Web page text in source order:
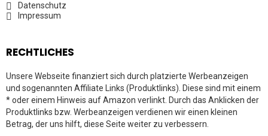
Datenschutz
Impressum
RECHTLICHES
Unsere Webseite finanziert sich durch platzierte Werbeanzeigen
und sogenannten Affiliate Links (Produktlinks). Diese sind mit einem
* oder einem Hinweis auf Amazon verlinkt. Durch das Anklicken der
Produktlinks bzw. Werbeanzeigen verdienen wir einen kleinen
Betrag, der uns hilft, diese Seite weiter zu verbessern.